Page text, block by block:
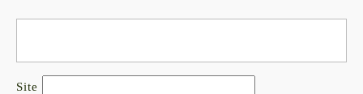
Site